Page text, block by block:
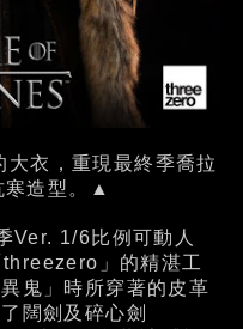
衣，重現最終季喬拉
寒造型。▲
1/6比例可動人
」的精湛工
鬼」時所穿著的皮革
闊劍及碎心劍